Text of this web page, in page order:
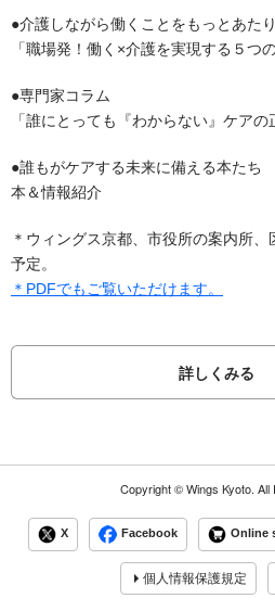
●介護しながら働くことをもっとあた
「職場発！働く×介護を実現する５つの
●専門家コラム
「誰にとっても『わからない』ケアの
●誰もがケアする未来に備える本たち
本＆情報紹介
＊ウィングス京都、市役所の案内所
予定。
＊PDFでもご覧いただけます。
詳しくみる
Copyright ©Wings Kyoto. All
X Facebook Online
個人情報保護規定